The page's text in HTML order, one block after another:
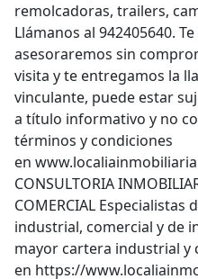
remolcadoras, trailers,
Llámanos al 942405640.
asesoraremos sin
visita y te entregamos la
vinculante, puede estar
a título informativo y no
términos y condiciones
en
CONSULTORIA
COMERCIAL
industrial, comercial y de
mayor cartera industrial y
en https://